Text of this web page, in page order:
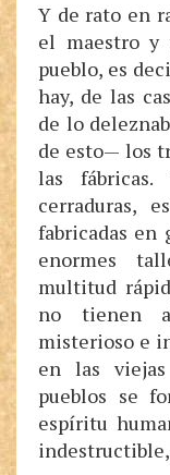
Y de rato en
el maestro y
pueblo, es
hay, de las
de lo
de esto— los
las
cerraduras,
fabricadas en
enormes
multitud
no tienen
misterioso e
en las
pueblos se
espíritu